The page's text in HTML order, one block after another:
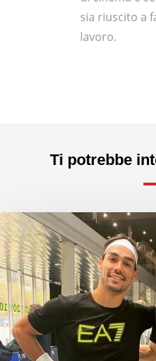
sia riuscito a
lavoro.
Ti potrebbe